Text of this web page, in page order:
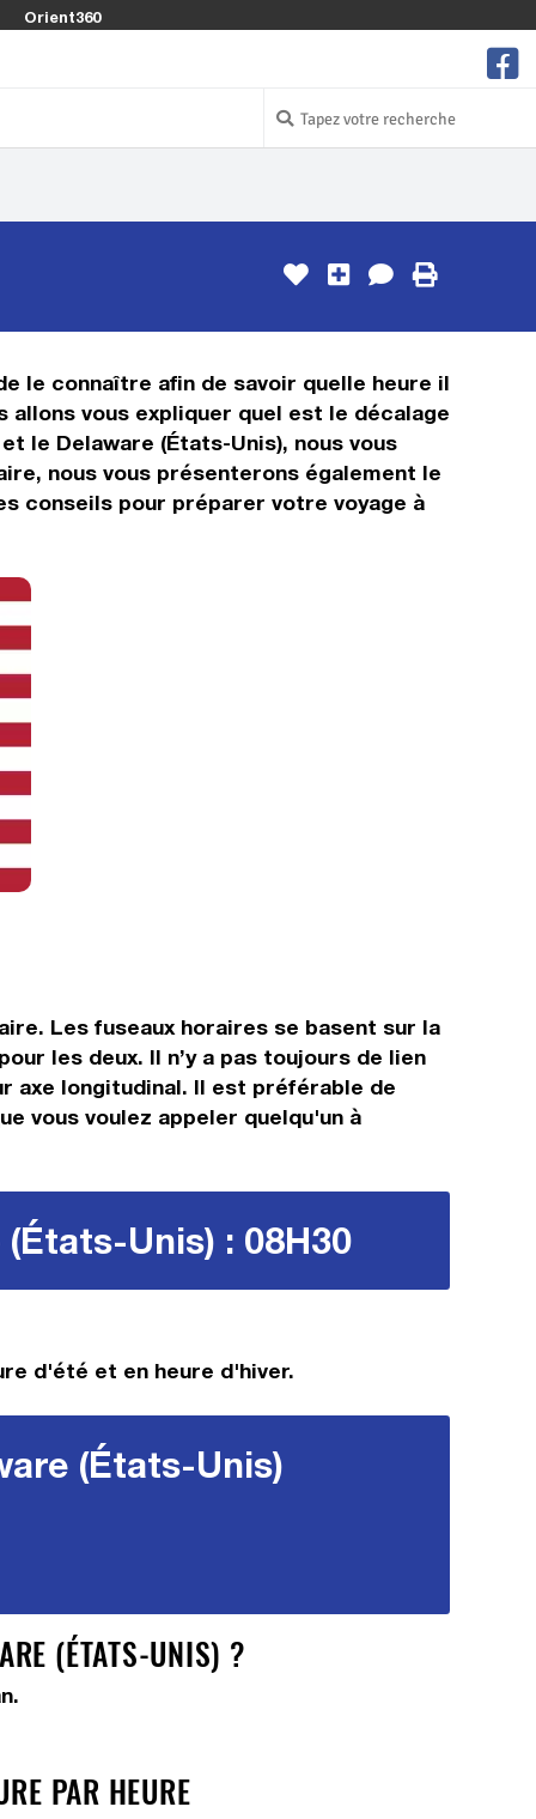
Orient360
le connaître afin de savoir quelle heure il
allons vous expliquer quel est le décalage
le Delaware (États-Unis), nous vous
nous vous présenterons également le
conseils pour préparer votre voyage à
Les fuseaux horaires se basent sur la
les deux. Il n’y a pas toujours de lien
axe longitudinal. Il est préférable de
vous voulez appeler quelqu'un à
Unis) : 08H30
d'été et en heure d'hiver.
(États-Unis)
(ÉTATS-UNIS) ?
PAR HEURE